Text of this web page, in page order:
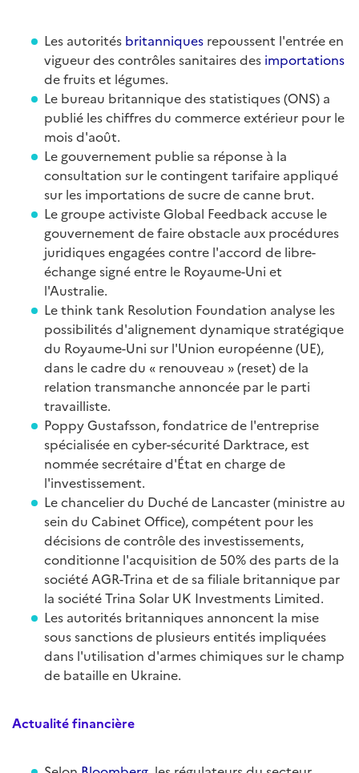
Les autorités britanniques repoussent l'entrée en
vigueur des contrôles sanitaires des importations
de fruits et légumes.
Le bureau britannique des statistiques (ONS) a
publié les chiffres du commerce extérieur pour le
mois d'août.
Le gouvernement publie sa réponse à la
consultation sur le contingent tarifaire appliqué
sur les importations de sucre de canne brut.
Le groupe activiste Global Feedback accuse le
gouvernement de faire obstacle aux procédures
juridiques engagées contre l'accord de libre-
échange signé entre le Royaume-Uni et
l'Australie.
Le think tank Resolution Foundation analyse les
possibilités d'alignement dynamique stratégique
du Royaume-Uni sur l'Union européenne (UE),
dans le cadre du « renouveau » (reset) de la
relation transmanche annoncée par le parti
travailliste.
Poppy Gustafsson, fondatrice de l'entreprise
spécialisée en cyber-sécurité Darktrace, est
nommée secrétaire d'État en charge de
l'investissement.
Le chancelier du Duché de Lancaster (ministre au
sein du Cabinet Office), compétent pour les
décisions de contrôle des investissements,
conditionne l'acquisition de 50% des parts de la
société AGR-Trina et de sa filiale britannique par
la société Trina Solar UK Investments Limited.
Les autorités britanniques annoncent la mise
sous sanctions de plusieurs entités impliquées
dans l'utilisation d'armes chimiques sur le champ
de bataille en Ukraine.
Actualité financière